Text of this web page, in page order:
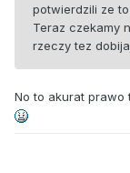
potwierdzili ze
Teraz czekamy
rzeczy tez
No to akurat prawo